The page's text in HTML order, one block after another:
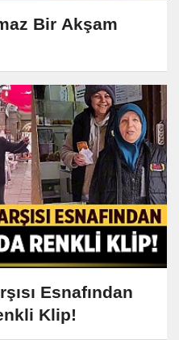
Bir Akşam
Esnafından
Klip!